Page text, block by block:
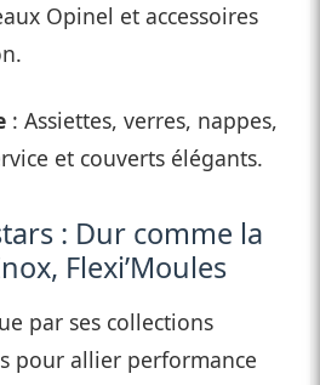
Opinel et accessoires
: Assiettes, verres, nappes,
et couverts élégants.
: Dur comme la
Flexi’Moules
par ses collections
pour allier performance